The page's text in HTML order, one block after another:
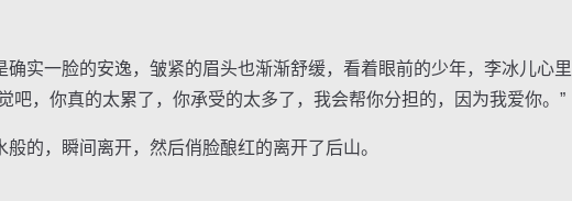
一脸的安逸，皱紧的眉头也渐渐舒缓，看着眼前的少年，李冰儿心里
吧，你真的太累了，你承受的太多了，我会帮你分担的，因为我爱你。”
，瞬间离开，然后俏脸酿红的离开了后山。